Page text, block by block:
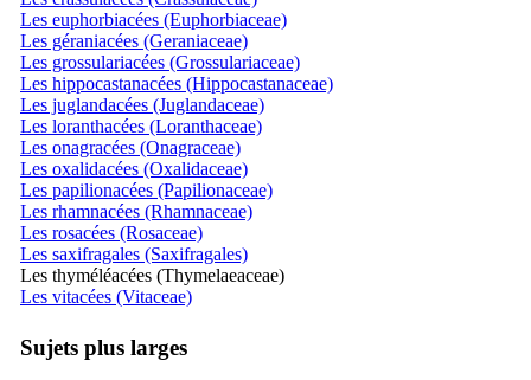
Les euphorbiacées (Euphorbiaceae)
Les géraniacées (Geraniaceae)
Les grossulariacées (Grossulariaceae)
Les hippocastanacées (Hippocastanaceae)
Les juglandacées (Juglandaceae)
Les loranthacées (Loranthaceae)
Les onagracées (Onagraceae)
Les oxalidacées (Oxalidaceae)
Les papilionacées (Papilionaceae)
Les rhamnacées (Rhamnaceae)
Les rosacées (Rosaceae)
Les saxifragales (Saxifragales)
Les thyméléacées (Thymelaeaceae)
Les vitacées (Vitaceae)
Sujets plus larges